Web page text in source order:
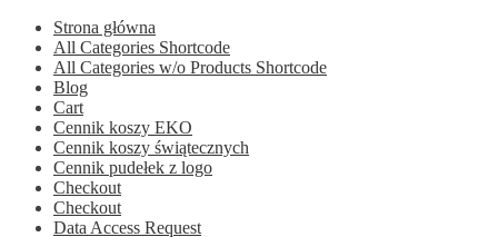
Strona główna
All Categories Shortcode
All Categories w/o Products Shortcode
Blog
Cart
Cennik koszy EKO
Cennik koszy świątecznych
Cennik pudełek z logo
Checkout
Checkout
Data Access Request